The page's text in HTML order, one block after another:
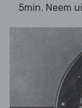
5min. Neem